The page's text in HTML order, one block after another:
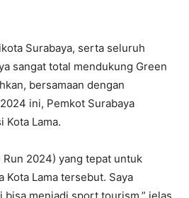
Surabaya, serta seluruh
sangat total mendukung Green
bersamaan dengan
ini, Pemkot Surabaya
Kota Lama.
Run 2024) yang tepat untuk
Kota Lama tersebut. Saya